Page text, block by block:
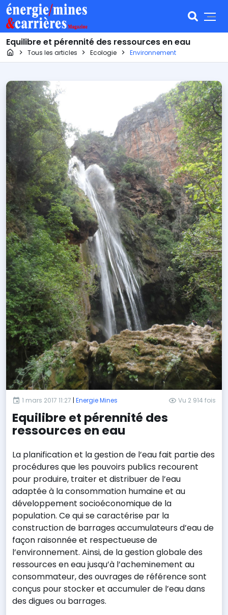
Equilibre et pérennité des ressources en eau
Page d'accueil
Tous les articles Ecologie Environnement
1 mars 2017 11:27 | Energie Mines Vu 2 914 fois
Equilibre et pérennité des
ressources en eau
La planification et la gestion de l’eau fait partie des
procédures que les pouvoirs publics recourent
pour produire, traiter et distribuer de l’eau
adaptée à la consommation humaine et au
développement socioéconomique de la
population. Ce qui se caractérise par la
construction de barrages accumulateurs d’eau de
façon raisonnée et respectueuse de
l’environnement. Ainsi, de la gestion globale des
ressources en eau jusqu’à l’acheminement au
consommateur, des ouvrages de référence sont
conçus pour stocker et accumuler de l’eau dans
des digues ou barrages.